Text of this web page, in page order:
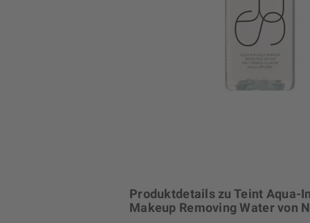
Produktdetails zu Teint Aqua-
Makeup Removing Water von